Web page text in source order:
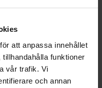
att anpassa innehållet
funktioner
vår trafik. Vi
och annan